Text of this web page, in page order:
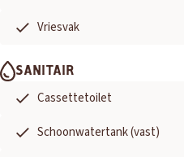
Vriesvak
SANITAIR
Cassettetoilet
Schoonwatertank (vast)